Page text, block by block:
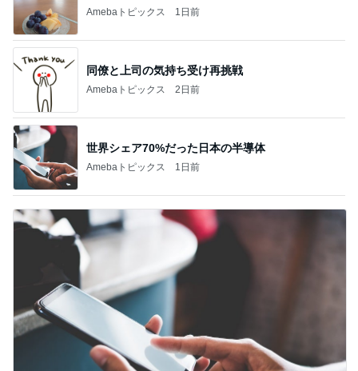
Amebaトピックス 1日前
同僚と上司の気持ち受け再挑戦
Amebaトピックス 2日前
世界シェア70%だった日本の半導体
Amebaトピックス 1日前